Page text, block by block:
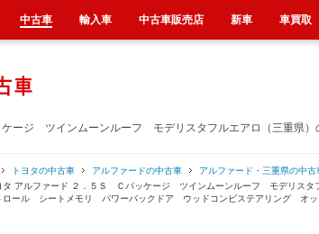
ージ ツインムーンルーフ モデリスタフルエアロ（三重県）
トヨタの中古車 アルファードの中古車 アルファード・三重県の中古
タ アルファード ２．５Ｓ Ｃパッケージ ツインムーンルーフ モデリス
ロール シートメモリ パワーバックドア ウッドコンビステアリング オ
中古車 輸入車 中古車販売店 新車 車買取